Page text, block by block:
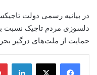
در بیانیه رسمی دولت
دلسوزی مردم تاجیک نسبت
حمایت از ملت‌های درگیر